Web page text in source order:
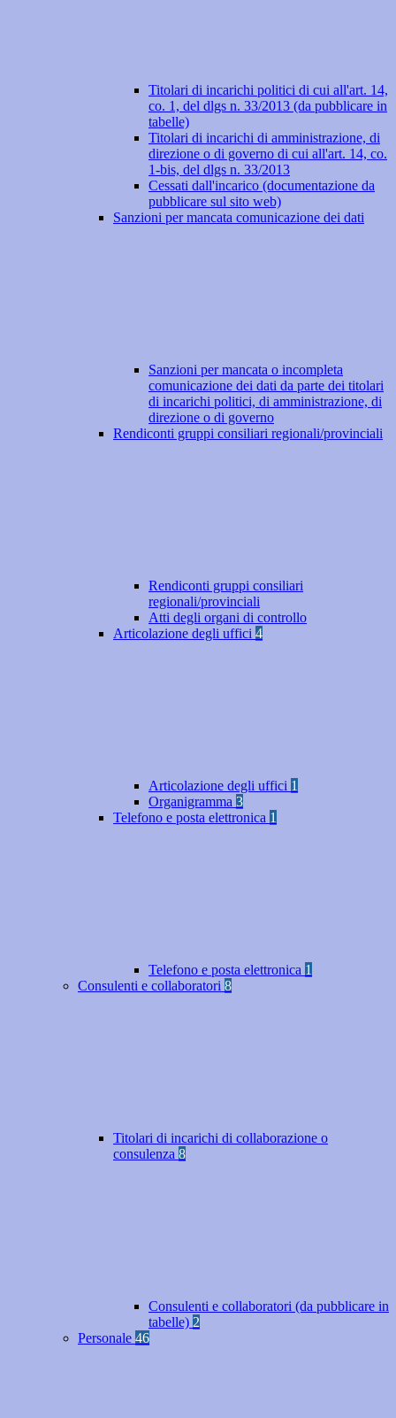
Titolari di incarichi politici di cui all'art. 14,
co. 1, del dlgs n. 33/2013 (da pubblicare in
tabelle)
Titolari di incarichi di amministrazione, di
direzione o di governo di cui all'art. 14, co.
1-bis, del dlgs n. 33/2013
Cessati dall'incarico (documentazione da
pubblicare sul sito web)
Sanzioni per mancata comunicazione dei dati
Sanzioni per mancata o incompleta
comunicazione dei dati da parte dei titolari
di incarichi politici, di amministrazione, di
direzione o di governo
Rendiconti gruppi consiliari regionali/provinciali
Rendiconti gruppi consiliari
regionali/provinciali
Atti degli organi di controllo
Articolazione degli uffici 4
Articolazione degli uffici 1
Organigramma 3
Telefono e posta elettronica 1
Telefono e posta elettronica 1
Consulenti e collaboratori 8
Titolari di incarichi di collaborazione o
consulenza 8
Consulenti e collaboratori (da pubblicare in
tabelle) 2
Personale 46